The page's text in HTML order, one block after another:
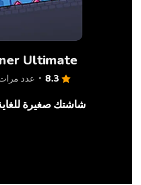
Ultimate
8.3 عدد مرات
شاشتك صغيرة